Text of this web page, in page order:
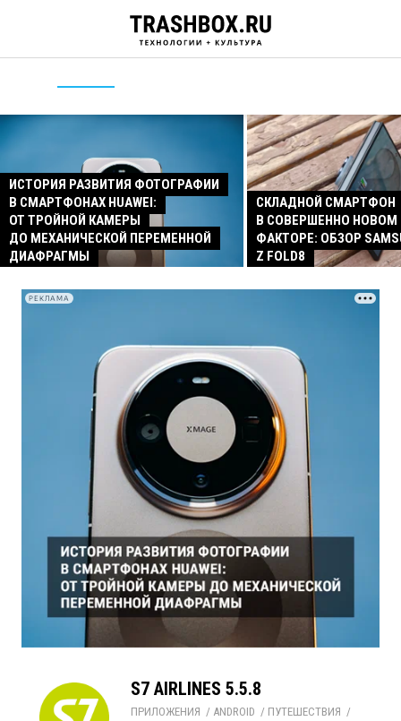
ИСТОРИЯ РАЗВИТИЯ ФОТОГРАФИИ
В СМАРТФОНАХ HUAWEI:
ОТ ТРОЙНОЙ КАМЕРЫ
ДО МЕХАНИЧЕСКОЙ ПЕРЕМЕННОЙ
ДИАФРАГМЫ
СКЛАДНОЙ СМАРТФОН
В СОВЕРШЕННО
ФАКТОРЕ: ОБЗОР
Z FOLD8
РЕКЛАМА
S7 AIRLINES 5.5.8
ПРИЛОЖЕНИЯ / ANDROID / ПУТЕШЕСТВИЯ /